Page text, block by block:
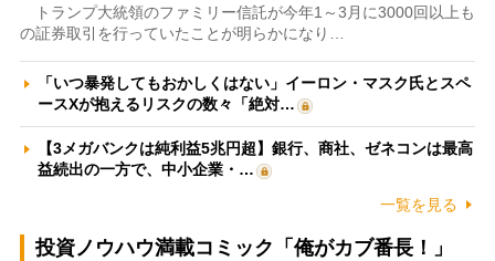
トランプ大統領のファミリー信託が今年1～3月に3000回以上も
の証券取引を行っていたことが明らかになり…
「いつ暴発してもおかしくはない」イーロン・マスク氏とスペ
ースXが抱えるリスクの数々「絶対…
【3メガバンクは純利益5兆円超】銀行、商社、ゼネコンは最高
益続出の一方で、中小企業・…
一覧を見る
投資ノウハウ満載コミック「俺がカブ番長！」